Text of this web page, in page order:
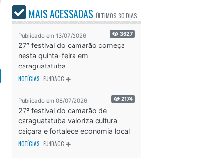
MAIS ACESSADAS ÚLTIMOS 30 DIAS
Publicado em 13/07/2026 3627
27º festival do camarão começa
nesta quinta-feira em
caraguatatuba
NOTÍCIAS FUNDACC
Publicado em 08/07/2026 2174
27º festival do camarão de
caraguatatuba valoriza cultura
caiçara e fortalece economia local
NOTÍCIAS FUNDACC